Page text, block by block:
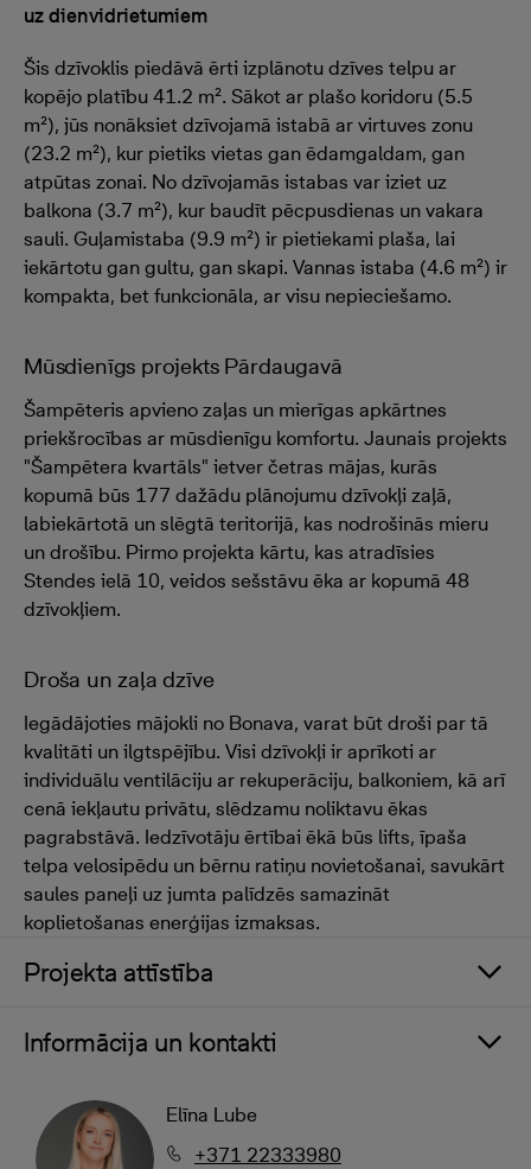
uz dienvidrietumiem
Šis dzīvoklis piedāvā ērti izplānotu dzīves telpu ar
kopējo platību 41.2 m². Sākot ar plašo koridoru (5.5
m²), jūs nonāksiet dzīvojamā istabā ar virtuves zonu
(23.2 m²), kur pietiks vietas gan ēdamgaldam, gan
atpūtas zonai. No dzīvojamās istabas var iziet uz
balkona (3.7 m²), kur baudīt pēcpusdienas un vakara
sauli. Guļamistaba (9.9 m²) ir pietiekami plaša, lai
iekārtotu gan gultu, gan skapi. Vannas istaba (4.6 m²) ir
kompakta, bet funkcionāla, ar visu nepieciešamo.
Mūsdienīgs projekts Pārdaugavā
Šampēteris apvieno zaļas un mierīgas apkārtnes
priekšrocības ar mūsdienīgu komfortu. Jaunais projekts
"Šampētera kvartāls" ietver četras mājas, kurās
kopumā būs 177 dažādu plānojumu dzīvokļi zaļā,
labiekārtotā un slēgtā teritorijā, kas nodrošinās mieru
un drošību. Pirmo projekta kārtu, kas atradīsies
Stendes ielā 10, veidos sešstāvu ēka ar kopumā 48
dzīvokļiem.
Droša un zaļa dzīve
Iegādājoties mājokli no Bonava, varat būt droši par tā
kvalitāti un ilgtspējību. Visi dzīvokļi ir aprīkoti ar
individuālu ventilāciju ar rekuperāciju, balkoniem, kā arī
cenā iekļautu privātu, slēdzamu noliktavu ēkas
pagrabstāvā. Iedzīvotāju ērtībai ēkā būs lifts, īpaša
telpa velosipēdu un bērnu ratiņu novietošanai, savukārt
saules paneļi uz jumta palīdzēs samazināt
koplietošanas enerģijas izmaksas.
Projekta attīstība
Informācija un kontakti
Elīna Lube
+371 22333980